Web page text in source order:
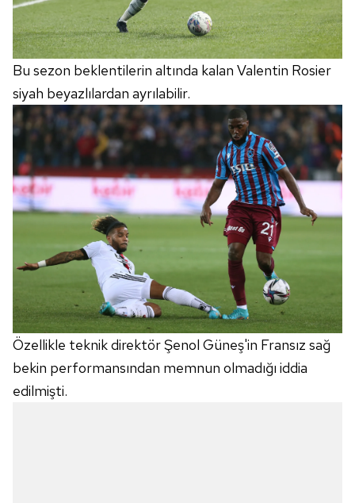
Bu sezon beklentilerin altında kalan Valentin Rosier
siyah beyazlılardan ayrılabilir.
Özellikle teknik direktör Şenol Güneş'in Fransız sağ
bekin performansından memnun olmadığı iddia
edilmişti.